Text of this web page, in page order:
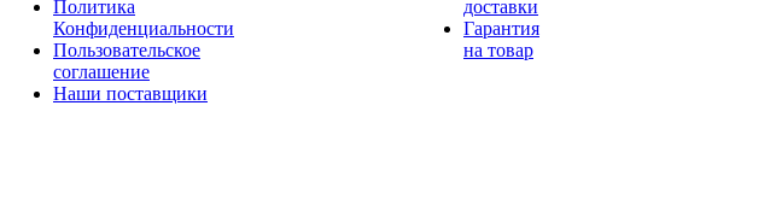
Политика
Конфиденциальности
Пользовательское
соглашение
Наши поставщики
доставки
Гарантия
на товар